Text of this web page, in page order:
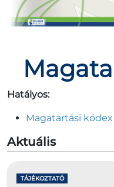
Hatályos:
Magatartási kódex
Aktuális
TÁJÉKOZTATÓ